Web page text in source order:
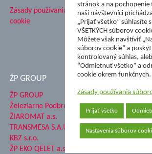
Zásady používania súborov
cookie
ŽP GROUP
ŽP GROUP
Železiarne Podbrezová a.s.
ŽIAROMAT a.s.
TRANSMESA S.A.U.
KBZ s.r.o.
ŽP EKO QELET a.s.
stránok a na
naši návštevníci
„Prijať všetko” súhlasíte
VŠETKÝCH súborov
Môžete však navštíviť
súborov cookie” a
kontrolovaný súhlas,
“Odmietnuť všetko” a
cookie okrem funkčnych.
Zásady používania
Prijať všetko
Nastavenia súborov